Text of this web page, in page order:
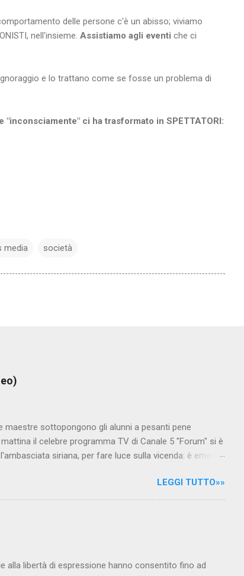
delle persone c'è un abisso; viviamo
nell'insieme. Assistiamo agli eventi che ci
e lo trattano come se fosse un problema di
ci ha trasformato in SPETTATORI:
media società
maestre sottopongono gli alunni a pesanti pene
il celebre programma TV di Canale 5 "Forum" si è
siriana, per fare luce sulla vicenda: è emerso
SERVIZIO . staff nocensura.com Condividi su Facebook
LEGGI TUTTO»»
alla libertà di espressione hanno consentito fino ad